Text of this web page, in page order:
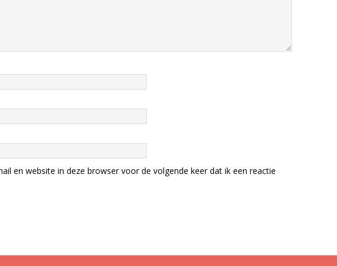
en website in deze browser voor de volgende keer dat ik een reactie